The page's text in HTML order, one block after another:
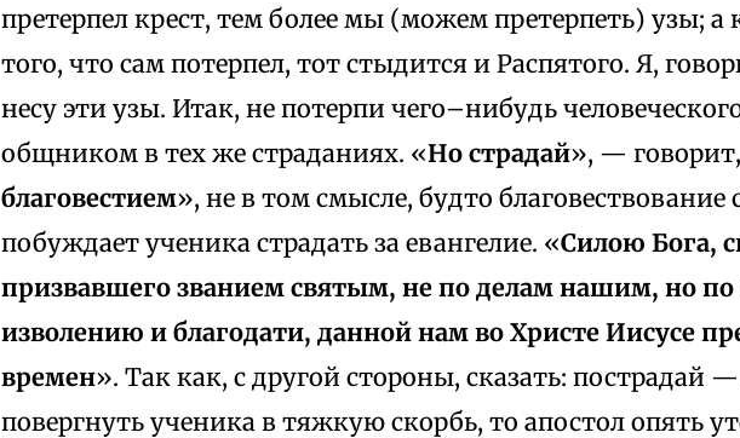
претерпел крест, тем более мы (можем претерпеть) узы; а
того, что сам потерпел, тот стыдится и Распятого. Я,
несу эти узы. Итак, не потерпи чего–нибудь
общником в тех же страданиях. «Но страдай», —
благовестием», не в том смысле, будто благовествование
побуждает ученика страдать за евангелие. «Силою Бога,
призвавшего званием святым, не по делам нашим, но по
изволению и благодати, данной нам во Христе Иисусе
времен». Так как, с другой стороны, сказать: пострадай
повергнуть ученика в тяжкую скорбь, то апостол опять